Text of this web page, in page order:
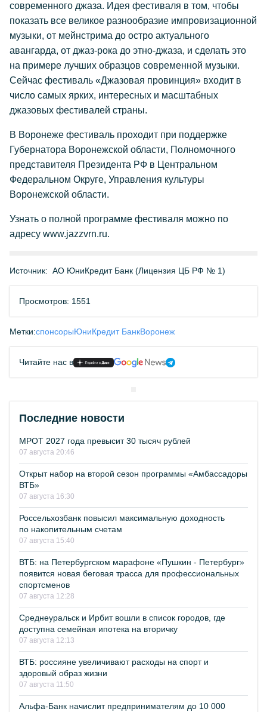
современного джаза. Идея фестиваля в том, чтобы
показать все великое разнообразие импровизационной
музыки, от мейнстрима до остро актуального
авангарда, от джаз-рока до этно-джаза, и сделать это
на примере лучших образцов современной музыки.
Сейчас фестиваль «Джазовая провинция» входит в
число самых ярких, интересных и масштабных
джазовых фестивалей страны.
В Воронеже фестиваль проходит при поддержке
Губернатора Воронежской области, Полномочного
представителя Президента РФ в Центральном
Федеральном Округе, Управления культуры
Воронежской области.
Узнать о полной программе фестиваля можно по
адресу www.jazzvrn.ru.
Источник: АО ЮниКредит Банк (Лицензия ЦБ РФ № 1)
Просмотров: 1551
Метки:спонсорыЮниКредит БанкВоронеж
Читайте нас в
Последние новости
МРОТ 2027 года превысит 30 тысяч рублей
07 августа 20:46
Открыт набор на второй сезон программы «Амбассадоры
ВТБ»
07 августа 16:30
Россельхозбанк повысил максимальную доходность
по накопительным счетам
07 августа 15:40
ВТБ: на Петербургском марафоне «Пушкин - Петербург»
появится новая беговая трасса для профессиональных
спортсменов
07 августа 12:28
Среднеуральск и Ирбит вошли в список городов, где
доступна семейная ипотека на вторичку
07 августа 12:13
ВТБ: россияне увеличивают расходы на спорт и
здоровый образ жизни
07 августа 11:50
Альфа-Банк начислит предпринимателям до 10 000